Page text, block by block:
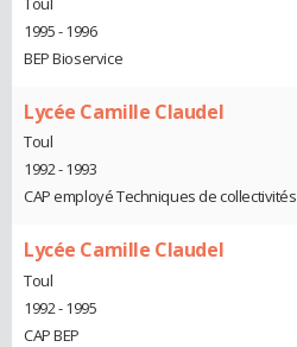
1995 - 1996
BEP Bioservice
Lycée Camille Claudel
Toul
1992 - 1993
CAP employé Techniques de collectivités
Lycée Camille Claudel
Toul
1992 - 1995
CAP BEP